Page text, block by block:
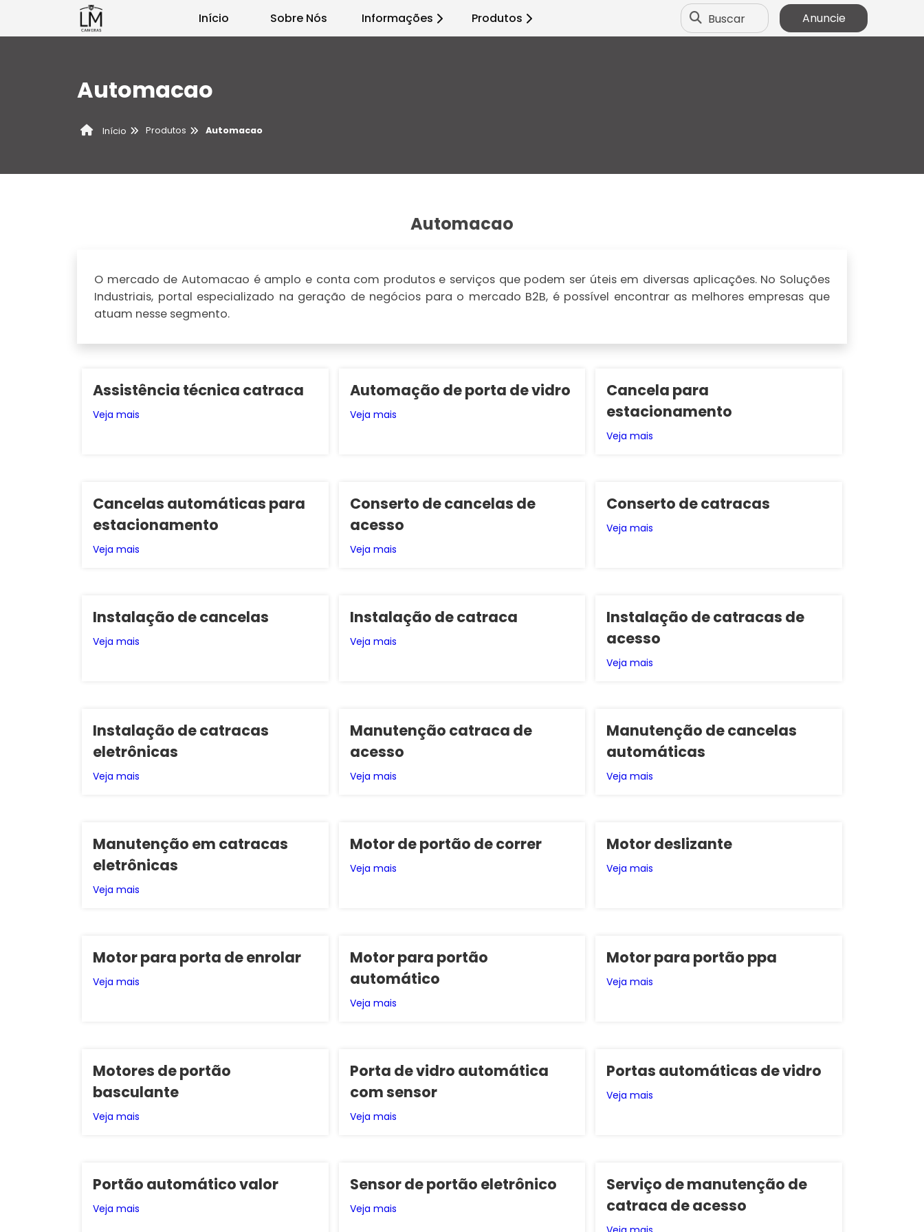
Início Sobre Nós Informações Produtos Buscar Anuncie
Automacao
Início Produtos Automacao
Automacao
O mercado de Automacao é amplo e conta com produtos e serviços que podem ser úteis em diversas aplicações. No Soluções
Industriais, portal especializado na geração de negócios para o mercado B2B, é possível encontrar as melhores empresas que
atuam nesse segmento.
Assistência técnica catraca
Veja mais
Automação de porta de vidro
Veja mais
Cancela para
estacionamento
Veja mais
Cancelas automáticas para
estacionamento
Veja mais
Conserto de cancelas de
acesso
Veja mais
Conserto de catracas
Veja mais
Instalação de cancelas
Veja mais
Instalação de catraca
Veja mais
Instalação de catracas de
acesso
Veja mais
Instalação de catracas
eletrônicas
Veja mais
Manutenção catraca de
acesso
Veja mais
Manutenção de cancelas
automáticas
Veja mais
Manutenção em catracas
eletrônicas
Veja mais
Motor de portão de correr
Veja mais
Motor deslizante
Veja mais
Motor para porta de enrolar
Veja mais
Motor para portão
automático
Veja mais
Motor para portão ppa
Veja mais
Motores de portão
basculante
Veja mais
Porta de vidro automática
com sensor
Veja mais
Portas automáticas de vidro
Veja mais
Portão automático valor
Veja mais
Sensor de portão eletrônico
Veja mais
Serviço de manutenção de
catraca de acesso